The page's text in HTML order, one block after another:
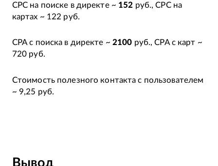
CPC на поиске в директе ~ 152 руб., CPC на
картах ~ 122 руб.
CPA с поиска в директе ~ 2100 руб., CPA с карт ~
720 руб.
Стоимость полезного контакта с пользователем
~ 9,25 руб.
Вывод